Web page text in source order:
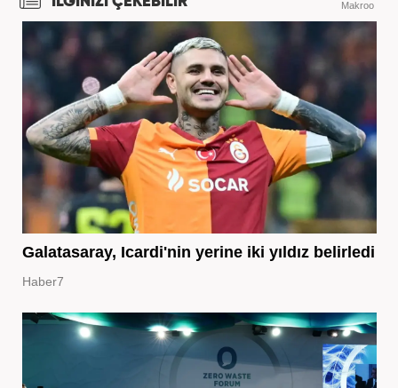
Makroo
Galatasaray, Icardi'nin yerine iki yıldız belirledi
Haber7